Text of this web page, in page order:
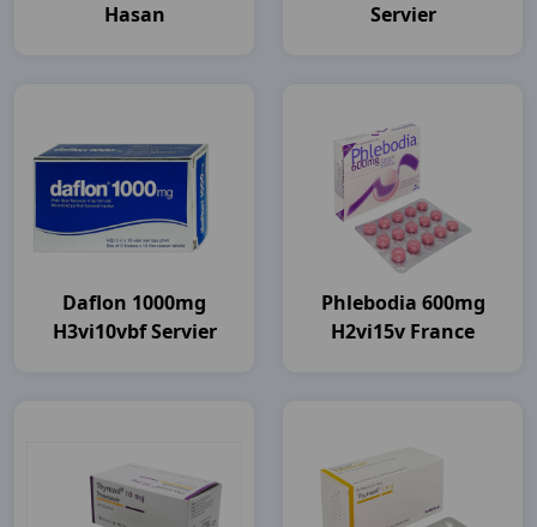
Hasan
Servier
Daflon 1000mg
H3vi10vbf Servier
Phlebodia 600mg
H2vi15v France